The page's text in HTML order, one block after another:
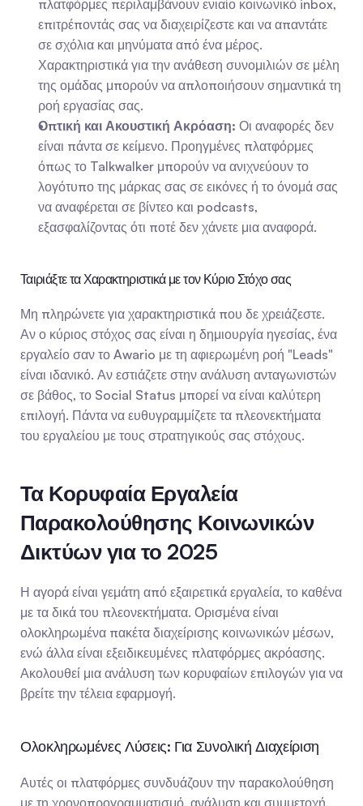
πλατφόρμες περιλαμβάνουν ενιαίο κοινωνικό inbox,
επιτρέποντάς σας να διαχειρίζεστε και να απαντάτε
σε σχόλια και μηνύματα από ένα μέρος.
Χαρακτηριστικά για την ανάθεση συνομιλιών σε μέλη
της ομάδας μπορούν να απλοποιήσουν σημαντικά τη
ροή εργασίας σας.
Οπτική και Ακουστική Ακρόαση: Οι αναφορές δεν
είναι πάντα σε κείμενο. Προηγμένες πλατφόρμες
όπως το Talkwalker μπορούν να ανιχνεύουν το
λογότυπο της μάρκας σας σε εικόνες ή το όνομά σας
να αναφέρεται σε βίντεο και podcasts,
εξασφαλίζοντας ότι ποτέ δεν χάνετε μια αναφορά.
Ταιριάξτε τα Χαρακτηριστικά με τον Κύριο Στόχο σας
Μη πληρώνετε για χαρακτηριστικά που δε χρειάζεστε.
Αν ο κύριος στόχος σας είναι η δημιουργία ηγεσίας, ένα
εργαλείο σαν το Awario με τη αφιερωμένη ροή "Leads"
είναι ιδανικό. Αν εστιάζετε στην ανάλυση ανταγωνιστών
σε βάθος, το Social Status μπορεί να είναι καλύτερη
επιλογή. Πάντα να ευθυγραμμίζετε τα πλεονεκτήματα
του εργαλείου με τους στρατηγικούς σας στόχους.
Τα Κορυφαία Εργαλεία
Παρακολούθησης Κοινωνικών
Δικτύων για το 2025
Η αγορά είναι γεμάτη από εξαιρετικά εργαλεία, το καθένα
με τα δικά του πλεονεκτήματα. Ορισμένα είναι
ολοκληρωμένα πακέτα διαχείρισης κοινωνικών μέσων,
ενώ άλλα είναι εξειδικευμένες πλατφόρμες ακρόασης.
Ακολουθεί μια ανάλυση των κορυφαίων επιλογών για να
βρείτε την τέλεια εφαρμογή.
Ολοκληρωμένες Λύσεις: Για Συνολική Διαχείριση
Αυτές οι πλατφόρμες συνδυάζουν την παρακολούθηση
με τη χρονοπρογραμματισμό, ανάλυση και συμμετοχή,